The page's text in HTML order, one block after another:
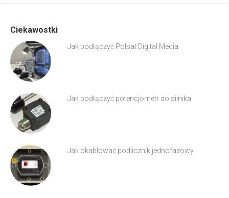
Ciekawostki
Jak podłączyć Polsat Digital Media
Jak podłączyć potencjometr do silnika
Jak okablować podlicznik jednofazowy